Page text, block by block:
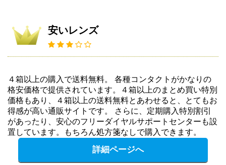
安いレンズ
４箱以上の購入で送料無料。 各種コンタクトがかなりの
格安価格で提供されています。４箱以上のまとめ買い特別
価格もあり、４箱以上の送料無料とあわせると、とてもお
得感が高い通販サイトです。 さらに、定期購入特別割引
があったり、安心のフリーダイヤルサポートセンターも設
置しています。もちろん処方箋なしで購入できます。
詳細ページへ